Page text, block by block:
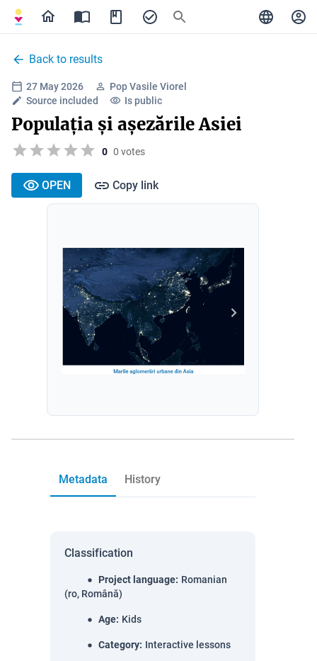
Back to results
27 May 2026
Pop Vasile Viorel
Source included
Is public
Populația și așezările Asiei
0 0 votes
OPEN Copy link
Metadata History
Classification
Project language: Romanian
(ro, Română)
Age: Kids
Category: Interactive lessons